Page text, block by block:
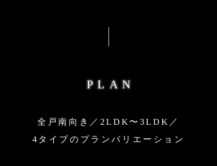
PLAN
全戸南向き／2LDK〜3LDK／
4タイプのプランバリエーション